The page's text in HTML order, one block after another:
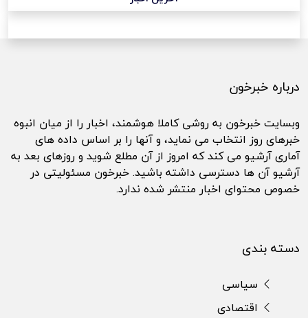
درباره خبرخون
وبسایت خبرخون به روشی کاملا هوشمند، اخبار را از میان انبوه
خبرهای روز انتخاب می نماید، و آنها را بر اساس داده های
آماری آرشیو می کند که امروز از آن مطلع شوید و روزهای بعد به
آرشیو آن ها دسترسی داشته باشید. خبرخون مسئولیتی در
خصوص محتوای اخبار منتشر شده ندارد.
دسته بندی
سیاسی
اقتصادی